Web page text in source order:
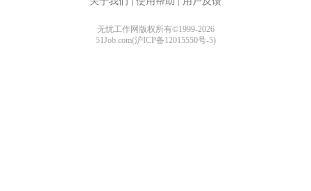
无忧工作网版权所有©1999-2026
51Job.com(沪ICP备12015550号-5)